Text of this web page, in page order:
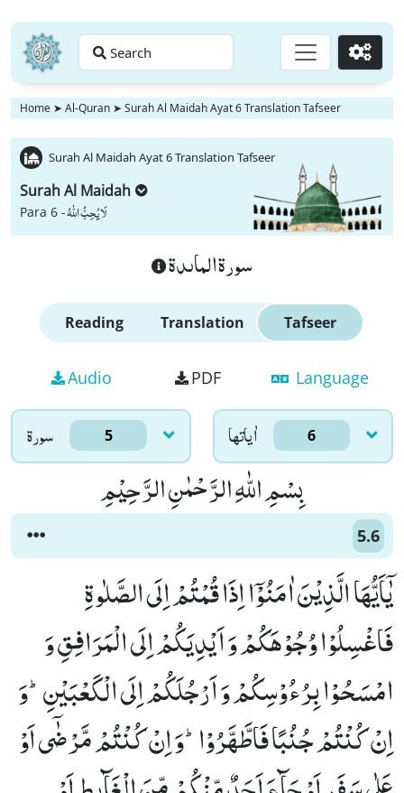
Search Go
Home ➤ Al-Quran ➤ Surah Al Maidah Ayat 6 Translation Tafseer
Surah Al Maidah Ayat 6 Translation Tafseer
Surah Al Maidah
Para 6 -لَا یُحِبُّ اللّٰهُ
سورة الماىدة
Reading Translation Tafseer
Audio PDF Language
سورۃ 5 اٰياتها 6
بِسْمِ اللّٰهِ الرَّحْمٰنِ الرَّحِیْمِ
5.6
یٰۤاَیُّهَا الَّذِیْنَ اٰمَنُوْۤا اِذَا قُمْتُمْ اِلَى الصَّلٰوةِ
فَاغْسِلُوْا وُجُوْهَكُمْ وَ اَیْدِیَكُمْ اِلَى الْمَرَافِقِ وَ
امْسَحُوْا بِرُءُوْسِكُمْ وَ اَرْجُلَكُمْ اِلَى الْكَعْبَیْنِؕ-وَ
اِنْ كُنْتُمْ جُنُبًا فَاطَّهَّرُوْاؕ-وَ اِنْ كُنْتُمْ مَّرْضٰۤى اَوْ